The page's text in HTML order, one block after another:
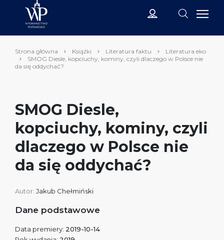
Strona główna Książki Literatura faktu
Literatura eko
SMOG Diesle, kopciuchy, kominy, czyli dlaczego w Polsce nie
da się oddychać?
SMOG Diesle,
kopciuchy, kominy, czyli
dlaczego w Polsce nie
da się oddychać?
Autor: Jakub Chełmiński
Dane podstawowe
Data premiery: 2019-10-14